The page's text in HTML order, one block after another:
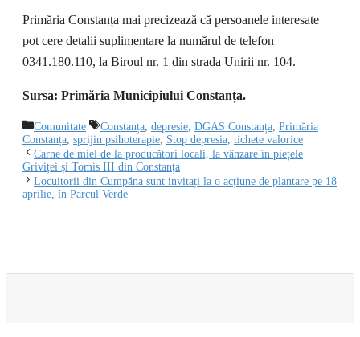
Primăria Constanța mai precizează că persoanele interesate
pot cere detalii suplimentare la numărul de telefon
0341.180.110, la Biroul nr. 1 din strada Unirii nr. 104.
Sursa: Primăria Municipiului Constanța.
Categorii
Comunitate Etichete
Constanța, depresie, DGAS Constanța, Primăria
Constanța, sprijin psihoterapie, Stop depresia, tichete valorice
Carne de miel de la producători locali, la vânzare în piețele
Griviței și Tomis III din Constanța
Locuitorii din Cumpăna sunt invitați la o acțiune de plantare pe 18
aprilie, în Parcul Verde